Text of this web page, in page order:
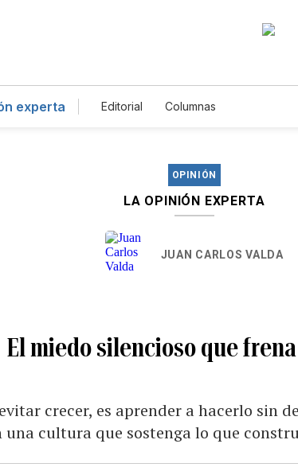
experta Editorial Columnas
OPINIÓN
LA OPINIÓN EXPERTA
JUAN CARLOS VALDA
El miedo silencioso que
crecer, es aprender a hacerlo sin
una cultura que sostenga lo que